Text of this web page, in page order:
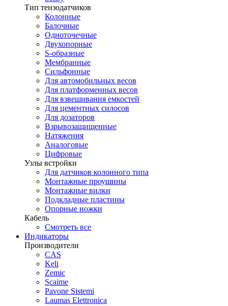
Тип тензодатчиков
Колонные
Балочные
Одноточечные
Двухопорные
S-образные
Мембранные
Сильфонные
Для автомобильных весов
Для платформенных весов
Для взвешивания емкостей
Для цементных силосов
Для дозаторов
Взрывозащищенные
Натяжения
Аналоговые
Цифровые
Узлы встройки
Для датчиков колонного типа
Монтажные проушины
Монтажные вилки
Подкладные пластины
Опорные ножки
Кабель
Смотреть все
Индикаторы
Производители
CAS
Keli
Zemic
Scaime
Pavone Sistemi
Laumas Elettronica